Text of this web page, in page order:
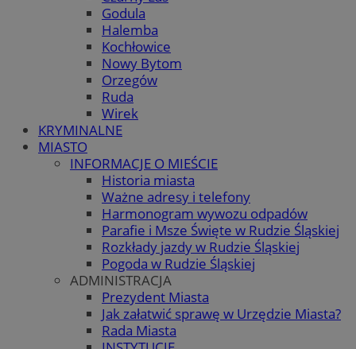
Godula
Halemba
Kochłowice
Nowy Bytom
Orzegów
Ruda
Wirek
KRYMINALNE
MIASTO
INFORMACJE O MIEŚCIE
Historia miasta
Ważne adresy i telefony
Harmonogram wywozu odpadów
Parafie i Msze Święte w Rudzie Śląskiej
Rozkłady jazdy w Rudzie Śląskiej
Pogoda w Rudzie Śląskiej
ADMINISTRACJA
Prezydent Miasta
Jak załatwić sprawę w Urzędzie Miasta?
Rada Miasta